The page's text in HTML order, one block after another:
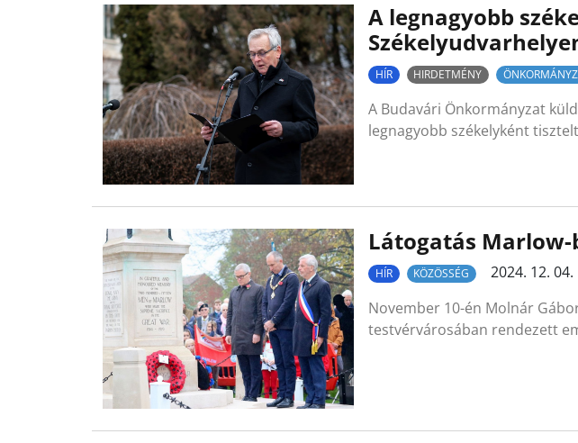
A legnagyobb
HÍR HIRDETMÉNY
A Budavári Önkormányzat
legnagyobb székelyként
Látogatás Marlow-
HÍR KÖZÖSSÉG
2024. 12. 04.
November 10-én Molnár
testvérvárosában rendezett